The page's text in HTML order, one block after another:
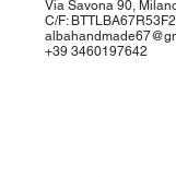
Via Savona 90,
C/F:
+39 3460197642